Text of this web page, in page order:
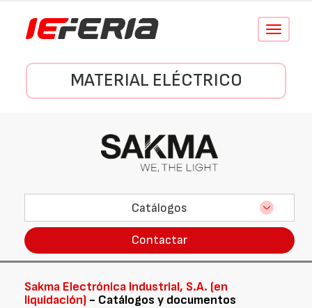
Conmutar
MATERIAL ELÉCTRICO
Catálogos
Contactar
Sakma Electrónica Industrial, S.A. (en
liquidación) - Catálogos y documentos